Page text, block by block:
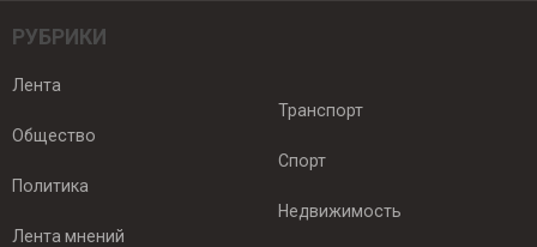
РУБРИКИ
Лента
Общество
Политика
Лента мнений
Транспорт
Спорт
Недвижимость